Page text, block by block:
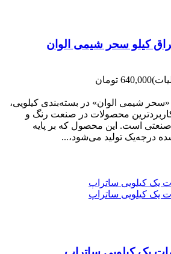
کیلو سحر شیمی الوان
640,000 تومان
شیمی الوان» در بسته‌بندی کیلویی،
محصولات در صنعت رنگ و
است. این محصول که بر پایه
درجه‌یک تولید می‌شود،...